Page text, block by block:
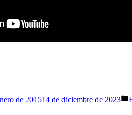
de 201514 de diciembre de 2023